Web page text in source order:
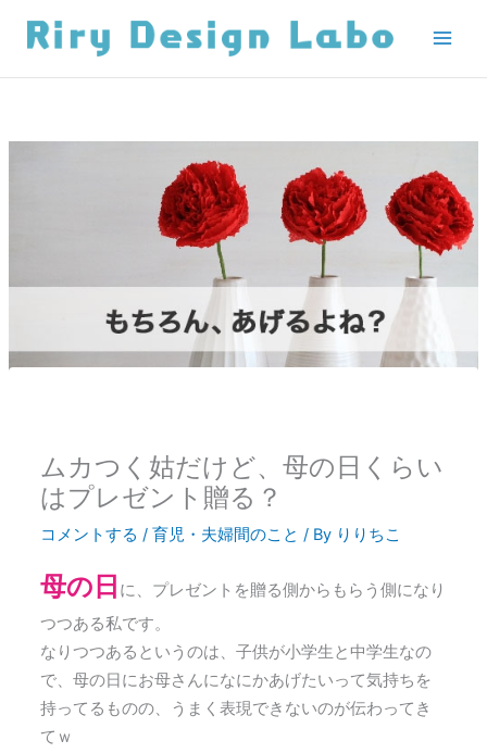
ッ
ムカつく姑だけど、母の日くらい
はプレゼント贈る？
コメントする /育児・夫婦間のこと / By りりちこ
母の日 に、プレゼントを贈る側からもらう側になり
つつある私です。
なりつつあるというのは、子供が小学生と中学生なの
で、母の日にお母さんになにかあげたいって気持ちを
持ってるものの、うまく表現できないのが伝わってき
てｗ